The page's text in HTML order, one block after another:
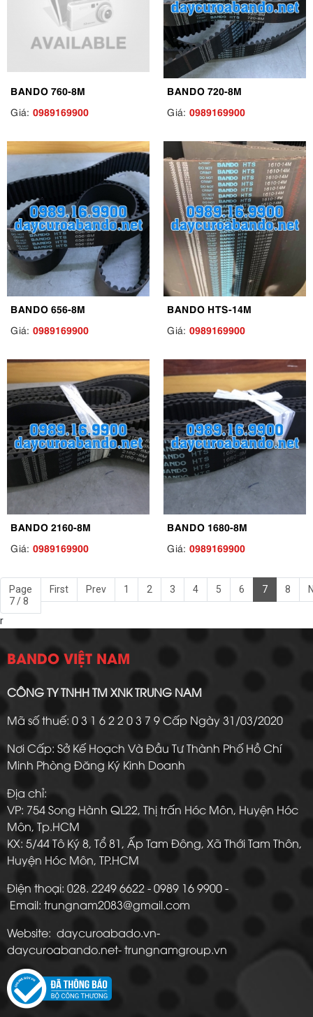
BANDO 760-8M
Giá: 0989169900
BANDO 720-8M
Giá: 0989169900
BANDO 656-8M
Giá: 0989169900
BANDO HTS-14M
Giá: 0989169900
BANDO 2160-8M
Giá: 0989169900
BANDO 1680-8M
Giá: 0989169900
Page
7 / 8
First Prev 1 2 3 4 5 6 7 8
r
BANDO VIỆT NAM
CÔNG TY TNHH TM XNK TRUNG NAM
Mã số thuế: 0 3 1 6 2 2 0 3 7 9 Cấp Ngày 31/03/2020
Nơi Cấp: Sở Kế Hoạch Và Đầu Tư Thành Phố Hồ Chí
Minh Phòng Đăng Ký Kinh Doanh
Địa chỉ:
VP: 754 Song Hành QL22, Thị trấn Hóc Môn, Huyện Hóc
Môn, Tp.HCM
KX: 5/44 Tô Ký 8, Tổ 81, Ấp Tam Đông, Xã Thới Tam Thôn,
Huyện Hóc Môn, TP.HCM
Điện thoại: 028. 2249 6622 - 0989 16 9900 -
Email: trungnam2083@gmail.com
Website: daycuroabado.vn-
daycuroabando.net- trungnamgroup.vn